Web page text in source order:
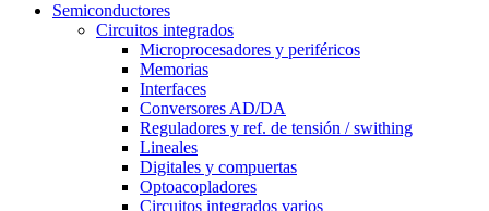
Semiconductores
Circuitos integrados
Microprocesadores y periféricos
Memorias
Interfaces
Conversores AD/DA
Reguladores y ref. de tensión / swithing
Lineales
Digitales y compuertas
Optoacopladores
Circuitos integrados varios